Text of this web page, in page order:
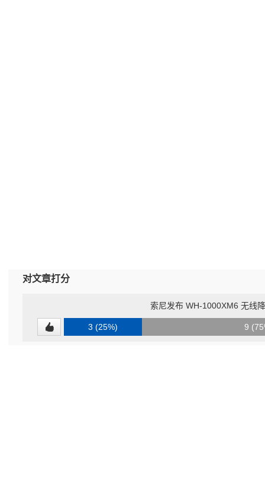
对文章打分
索尼发布 WH-1000XM6 无线
3 (25%) 9